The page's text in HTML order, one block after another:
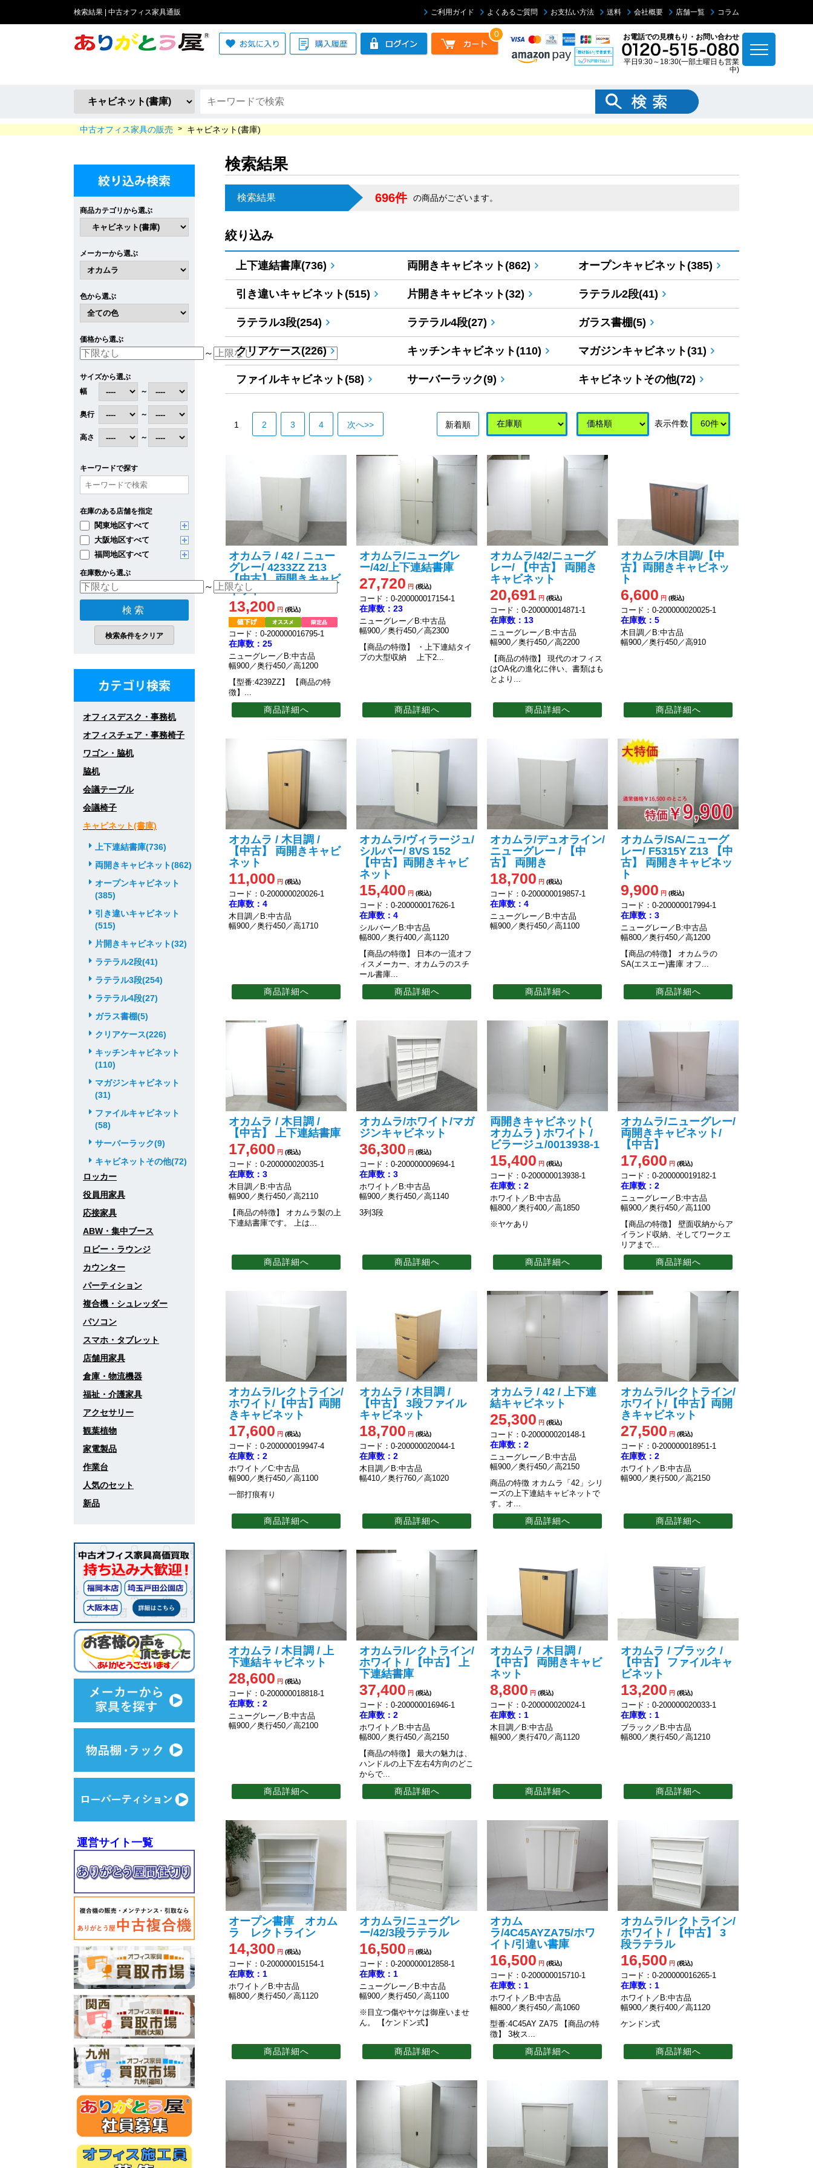
検索結果 | 中古オフィス家具通販 ご利用ガイド よくあるご質問 お支払い方法 送料 会社概要 店舗一覧 コラム
0 お電話での見積もり・お問い合わせ
平日9:30～18:30(一部土曜日も営業
中)
中古オフィス家具の販売 > キャビネット(書庫)
検索結果
検索結果 696件 の商品がございます。
絞り込み
上下連結書庫(736) 両開きキャビネット(862) オープンキャビネット(385)
引き違いキャビネット(515) 片開きキャビネット(32) ラテラル2段(41)
ラテラル3段(254) ラテラル4段(27) ガラス書棚(5)
クリアケース(226) キッチンキャビネット(110) マガジンキャビネット(31)
ファイルキャビネット(58) サーバーラック(9) キャビネットその他(72)
新着順 表示件数
1 2 3 4 次へ>>
オカムラ / 42 / ニュー
グレー/ 4233ZZ Z13
【中古】 両開きキャビ
ネット
13,200 円 (税込)
コード：0-200000016795-1
在庫数：25
ニューグレー／B:中古品
幅900／奥行450／高1200
【型番:4239ZZ】
【商品の特
徴】 ...
商品詳細へ
オカムラ/ニューグレ
ー/42/上下連結書庫
27,720 円 (税込)
コード：0-200000017154-1
在庫数：23
ニューグレー／B:中古品
幅900／奥行450／高2300
【商品の特徴】
・上下連結タイ
プの大型収納 上下2...
商品詳細へ
オカムラ/42/ニューグ
レー/ 【中古】 両開き
キャビネット
20,691 円 (税込)
コード：0-200000014871-1
在庫数：13
ニューグレー／B:中古品
幅900／奥行450／高2200
【商品の特徴】
現代のオフィス
はOA化の進化に伴い、書類はも
とより...
商品詳細へ
オカムラ/木目調/【中
古】両開きキャビネッ
ト
6,600 円 (税込)
コード：0-200000020025-1
在庫数：5
木目調／B:中古品
幅900／奥行450／高910
商品詳細へ
オカムラ / 木目調 /
【中古】 両開きキャビ
ネット
11,000 円 (税込)
コード：0-200000020026-1
在庫数：4
木目調／B:中古品
幅900／奥行450／高1710
商品詳細へ
オカムラ/ヴィラージュ/
シルバー/ 8VS 152
【中古】両開きキャビ
ネット
15,400 円 (税込)
コード：0-200000017626-1
在庫数：4
シルバー／B:中古品
幅800／奥行400／高1120
【商品の特徴】
日本の一流オフ
ィスメーカー、オカムラのスチ
ール書庫...
商品詳細へ
オカムラ/デュオライン/
ニューグレー / 【中
古】 両開き
18,700 円 (税込)
コード：0-200000019857-1
在庫数：4
ニューグレー／B:中古品
幅900／奥行450／高1100
商品詳細へ
オカムラ/SA/ニューグ
レー/ F5315Y Z13 【中
古】 両開きキャビネッ
ト
9,900 円 (税込)
コード：0-200000017994-1
在庫数：3
ニューグレー／B:中古品
幅800／奥行450／高1200
【商品の特徴】
オカムラの
SA(エスエー)書庫 オフ...
商品詳細へ
オカムラ / 木目調 /
【中古】 上下連結書庫
17,600 円 (税込)
コード：0-200000020035-1
在庫数：3
木目調／B:中古品
幅900／奥行450／高2110
【商品の特徴】
オカムラ製の上
下連結書庫です。
上は...
商品詳細へ
オカムラ/ホワイト/マガ
ジンキャビネット
36,300 円 (税込)
コード：0-200000009694-1
在庫数：3
ホワイト／B:中古品
幅900／奥行450／高1140
3列3段
商品詳細へ
両開きキャビネット(
オカムラ ) ホワイト /
ビラージュ/0013938-1
15,400 円 (税込)
コード：0-200000013938-1
在庫数：2
ホワイト／B:中古品
幅800／奥行400／高1850
※ヤケあり
商品詳細へ
オカムラ/ニューグレー/
両開きキャビネット/
【中古】
17,600 円 (税込)
コード：0-200000019182-1
在庫数：2
ニューグレー／B:中古品
幅900／奥行450／高1100
【商品の特徴】
壁面収納からア
イランド収納、そしてワークエ
リアまで...
商品詳細へ
オカムラ/レクトライン/
ホワイト/【中古】両開
きキャビネット
17,600 円 (税込)
コード：0-200000019947-4
在庫数：2
ホワイト／C:中古品
幅900／奥行450／高1100
一部打痕有り
商品詳細へ
オカムラ / 木目調 /
【中古】 3段ファイル
キャビネット
18,700 円 (税込)
コード：0-200000020044-1
在庫数：2
木目調／B:中古品
幅410／奥行760／高1020
商品詳細へ
オカムラ / 42 / 上下連
結キャビネット
25,300 円 (税込)
コード：0-200000020148-1
在庫数：2
ニューグレー／B:中古品
幅900／奥行450／高2150
商品の特徴 オカムラ「42」シリ
ーズの上下連結キャビネットで
す。オ...
商品詳細へ
オカムラ/レクトライン/
ホワイト/【中古】両開
きキャビネット
27,500 円 (税込)
コード：0-200000018951-1
在庫数：2
ホワイト／B:中古品
幅900／奥行500／高2150
商品詳細へ
オカムラ / 木目調 / 上
下連結キャビネット
28,600 円 (税込)
コード：0-200000018818-1
在庫数：2
ニューグレー／B:中古品
幅900／奥行450／高2100
商品詳細へ
オカムラ/レクトライン/
ホワイト / 【中古】 上
下連結書庫
37,400 円 (税込)
コード：0-200000016946-1
在庫数：2
ホワイト／B:中古品
幅800／奥行450／高2150
【商品の特徴】
最大の魅力は、
ハンドルの上下左右4方向のどこ
からで...
商品詳細へ
オカムラ / 木目調 /
【中古】 両開きキャビ
ネット
8,800 円 (税込)
コード：0-200000020024-1
在庫数：1
木目調／B:中古品
幅900／奥行470／高1120
商品詳細へ
オカムラ / ブラック /
【中古】 ファイルキャ
ビネット
13,200 円 (税込)
コード：0-200000020033-1
在庫数：1
ブラック／B:中古品
幅800／奥行450／高1210
商品詳細へ
オープン書庫 オカム
ラ レクトライン
14,300 円 (税込)
コード：0-200000015154-1
在庫数：1
ホワイト／B:中古品
幅800／奥行450／高1120
商品詳細へ
オカムラ/ニューグレ
ー/42/3段ラテラル
16,500 円 (税込)
コード：0-200000012858-1
在庫数：1
ニューグレー／B:中古品
幅900／奥行450／高1100
※目立つ傷やヤケは御座いませ
ん。
【ケンドン式】
商品詳細へ
オカム
ラ/4C45AYZA75/ホワ
イト/引違い書庫
16,500 円 (税込)
コード：0-200000015710-1
在庫数：1
ホワイト／B:中古品
幅800／奥行450／高1060
型番:4C45AY ZA75 【商品の特
徴】
3枚ス...
商品詳細へ
オカムラ/レクトライン/
ホワイト / 【中古】 3
段ラテラル
16,500 円 (税込)
コード：0-200000016265-1
在庫数：1
ホワイト／B:中古品
幅900／奥行400／高1120
ケンドン式
商品詳細へ
商品カテゴリから選ぶ
メーカーから選ぶ
色から選ぶ
価格から選ぶ
～
サイズから選ぶ
幅
～
奥行 ～
高さ ～
キーワードで探す
在庫のある店舗を指定
関東地区すべて
大阪地区すべて
福岡地区すべて
在庫数から選ぶ
～
オフィスデスク・事務机
オフィスチェア・事務椅子
ワゴン・脇机
脇机
会議テーブル
会議椅子
キャビネット(書庫)
上下連結書庫(736)
両開きキャビネット(862)
オープンキャビネット
(385)
引き違いキャビネット
(515)
片開きキャビネット(32)
ラテラル2段(41)
ラテラル3段(254)
ラテラル4段(27)
ガラス書棚(5)
クリアケース(226)
キッチンキャビネット
(110)
マガジンキャビネット
(31)
ファイルキャビネット
(58)
サーバーラック(9)
キャビネットその他(72)
ロッカー
役員用家具
応接家具
ABW・集中ブース
ロビー・ラウンジ
カウンター
パーティション
複合機・シュレッダー
パソコン
スマホ・タブレット
店舗用家具
倉庫・物流機器
福祉・介護家具
アクセサリー
観葉植物
家電製品
作業台
人気のセット
新品
運営サイト一覧